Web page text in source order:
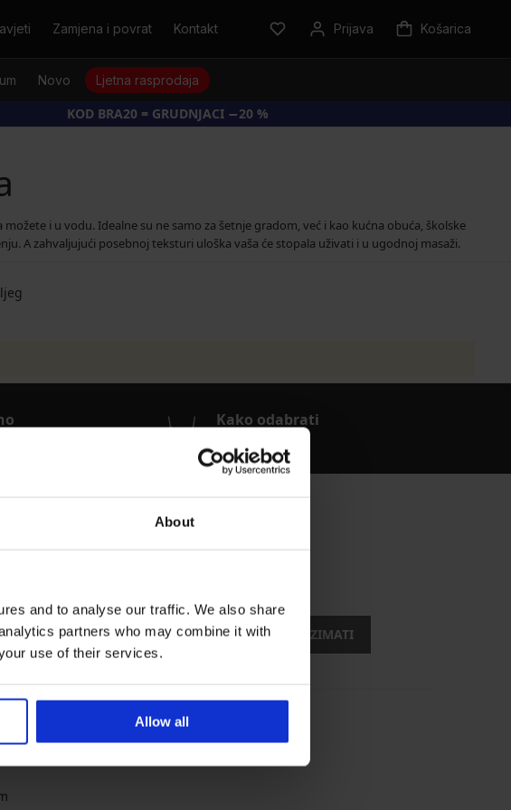
About
and to analyse our traffic. We also share
partners who may combine it with
use of their services.
Allow all
Zamjena i povrat Kontakt Prijava Košarica
Novo Ljetna rasprodaja
KOD BRA20 = GRUDNJACI −20 %
i u vodu. Idealne su ne samo za šetnje gradom, već i kao kućna obuća, školske
A zahvaljujući posebnoj teksturi uloška vaša će stopala uživati i u ugodnoj masaži.
Kako odabrati
ŽELIM PREUZIMATI